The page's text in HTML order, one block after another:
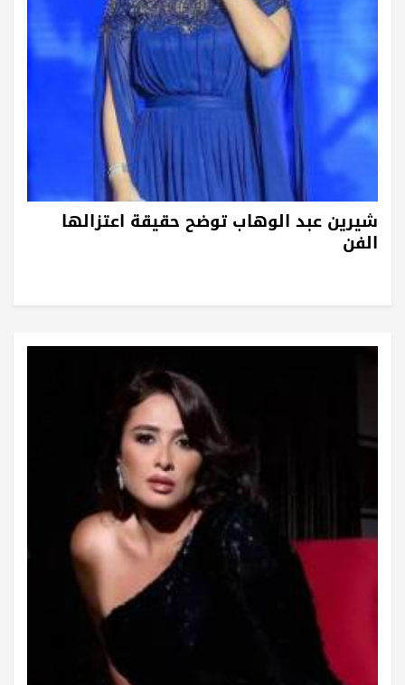
شيرين عبد الوهاب توضح حقيقة اعتزالها
الفن